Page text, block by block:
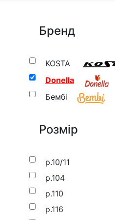
Бренд
KOSTA
Donella
Бембі
Розмір
р.10/11
р.104
р.110
р.116